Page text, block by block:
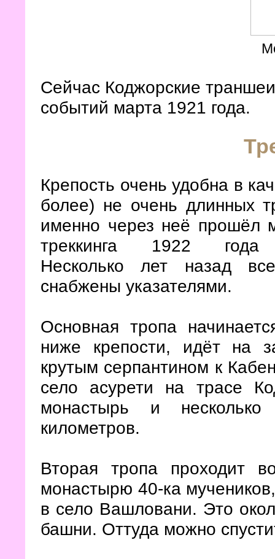
Сейчас Коджорские
событий марта 1921 года.
Крепость очень удобна в
более) не очень длинных
именно через неё прошёл
треккинга 1922 года
Несколько лет назад
снабжены указателями.
Основная тропа
ниже крепости, идёт на
крутым серпантином к
село асурети на трасе
монастырь и
километров.
Вторая тропа проходит
монастырю 40-ка
в село Вашловани. Это
башни. Оттуда можно